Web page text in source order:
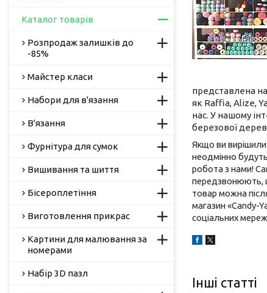
представлена
як Raffia, Alize,
нас. У нашому
березової
Якщо ви вирішили
неодмінно
робота з нами!
передзвонюють,
товар можна
магазин «Candy-
соціальних
Інші статті
Каталог товарів
Розпродаж залишків до
-85%
Майстер класи
Набори для в'язання
В'язання
Фурнітура для сумок
Вишивання та шиття
Бісероплетіння
Виготовлення прикрас
Картини для малювання за
номерами
Набір 3D пазл